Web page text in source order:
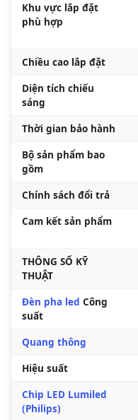
Khu vực lắp đặt
phù hợp
Chiều cao lắp đặt
Diện tích chiếu
sáng
Thời gian bảo hành
Bộ sản phẩm bao
gồm
Chính sách đổi trả
Cam kết sản phẩm
THÔNG SỐ KỸ
THUẬT
Đèn pha led Công
suất
Quang thông
Hiệu suất
Chip LED Lumiled
(Philips)